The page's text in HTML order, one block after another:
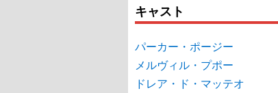
キャスト
パーカー・ポージー
メルヴィル・プポー
ドレア・ド・マッテオ